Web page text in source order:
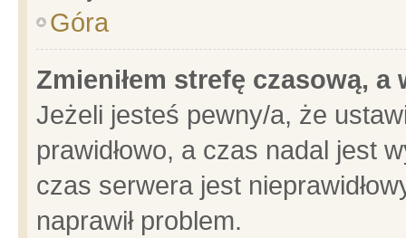
Góra
Zmieniłem strefę czasową,
Jeżeli jesteś pewny/a, że
prawidłowo, a czas nadal jest
czas serwera jest
naprawił problem.